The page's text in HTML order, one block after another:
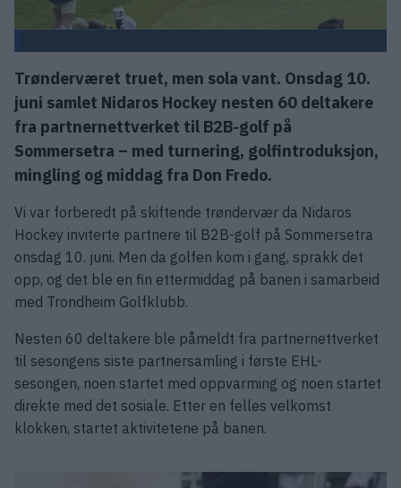
Trønderværet truet, men sola vant. Onsdag 10.
juni samlet Nidaros Hockey nesten 60 deltakere
fra partnernettverket til B2B-golf på
Sommersetra – med turnering, golfintroduksjon,
mingling og middag fra Don Fredo.
Vi var forberedt på skiftende trøndervær da Nidaros
Hockey inviterte partnere til B2B-golf på Sommersetra
onsdag 10. juni. Men da golfen kom i gang, sprakk det
opp, og det ble en fin ettermiddag på banen i samarbeid
med Trondheim Golfklubb.
Nesten 60 deltakere ble påmeldt fra partnernettverket
til sesongens siste partnersamling i første EHL-
sesongen, noen startet med oppvarming og noen startet
direkte med det sosiale. Etter en felles velkomst
klokken, startet aktivitetene på banen.